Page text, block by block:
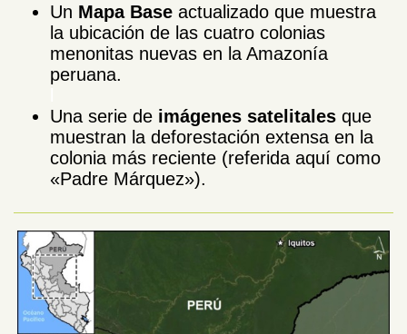
Un Mapa Base actualizado que muestra
la ubicación de las cuatro colonias
menonitas nuevas en la Amazonía
peruana.
Una serie de imágenes satelitales que
muestran la deforestación extensa en la
colonia más reciente (referida aquí como
«Padre Márquez»).